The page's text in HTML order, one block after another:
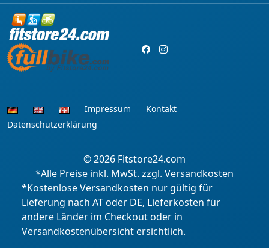
Impressum
Kontakt
Datenschutzerklärung
© 2026 Fitstore24.com
*Alle Preise inkl. MwSt. zzgl. Versandkosten
*Kostenlose Versandkosten nur gültig für
Lieferung nach AT oder DE, Lieferkosten für
andere Länder im Checkout oder in
Versandkostenübersicht ersichtlich.